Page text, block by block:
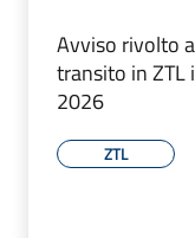
Avviso rivolto
transito in ZTL
2026
ZTL